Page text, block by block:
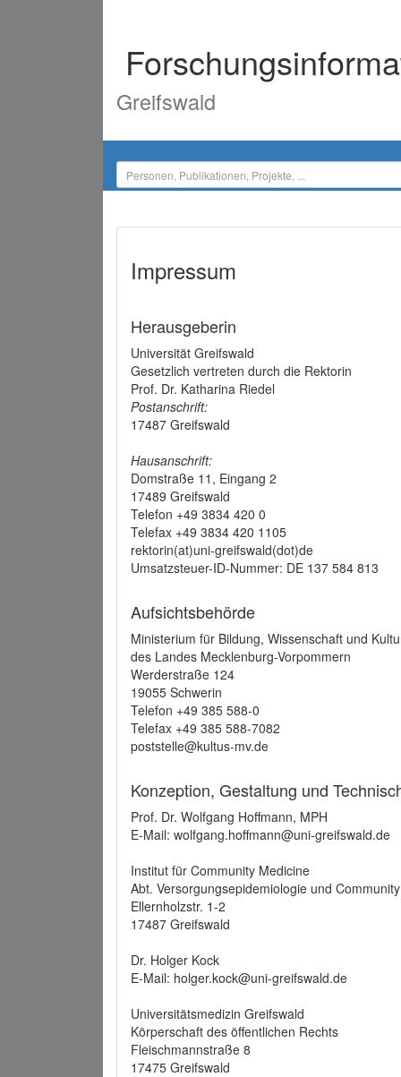
Greifswald
Impressum
Herausgeberin
Universität Greifswald
Gesetzlich vertreten durch die Rektorin
Prof. Dr. Katharina Riedel
Postanschrift:
17487 Greifswald
Hausanschrift:
Domstraße 11, Eingang 2
17489 Greifswald
Telefon +49 3834 420 0
Telefax +49 3834 420 1105
rektorin(at)uni-greifswald(dot)de
Umsatzsteuer-ID-Nummer: DE 137 584 813
Aufsichtsbehörde
Ministerium für Bildung, Wissenschaft und
des Landes Mecklenburg-Vorpommern
Werderstraße 124
19055 Schwerin
Telefon +49 385 588-0
Telefax +49 385 588-7082
poststelle@kultus-mv.de
Konzeption, Gestaltung und
Prof. Dr. Wolfgang Hoffmann, MPH
E-Mail: wolfgang.hoffmann@uni-greifswald.de
Institut für Community Medicine
Abt. Versorgungsepidemiologie und
Ellernholzstr. 1-2
17487 Greifswald
Dr. Holger Kock
E-Mail: holger.kock@uni-greifswald.de
Universitätsmedizin Greifswald
Körperschaft des öffentlichen Rechts
Fleischmannstraße 8
17475 Greifswald